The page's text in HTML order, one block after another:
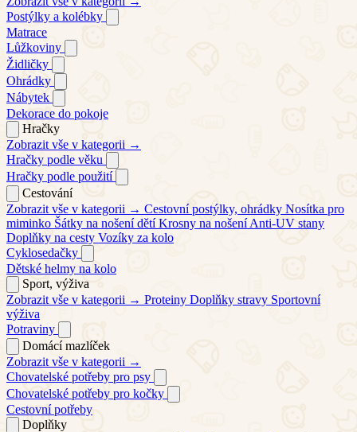
Postýlky a kolébky
Matrace
Lůžkoviny
Židličky
Ohrádky
Nábytek
Dekorace do pokoje
Hračky
Zobrazit vše v kategorii →
Hračky podle věku
Hračky podle použití
Cestování
Zobrazit vše v kategorii → Cestovní postýlky, ohrádky Nosítka pro
miminko Šátky na nošení dětí Krosny na nošení Anti-UV stany
Doplňky na cesty Vozíky za kolo
Cyklosedačky
Dětské helmy na kolo
Sport, výživa
Zobrazit vše v kategorii → Proteiny Doplňky stravy Sportovní
výživa
Potraviny
Domácí mazlíček
Zobrazit vše v kategorii →
Chovatelské potřeby pro psy
Chovatelské potřeby pro kočky
Cestovní potřeby
Doplňky